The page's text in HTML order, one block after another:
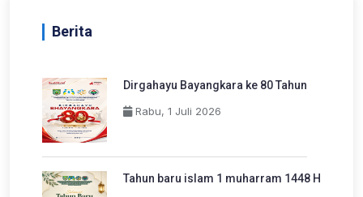
Berita
Dirgahayu Bayangkara ke 80 Tahun
Rabu, 1 Juli 2026
Tahun baru islam 1 muharram 1448 H